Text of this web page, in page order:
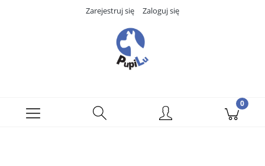
Zarejestruj się Zaloguj się